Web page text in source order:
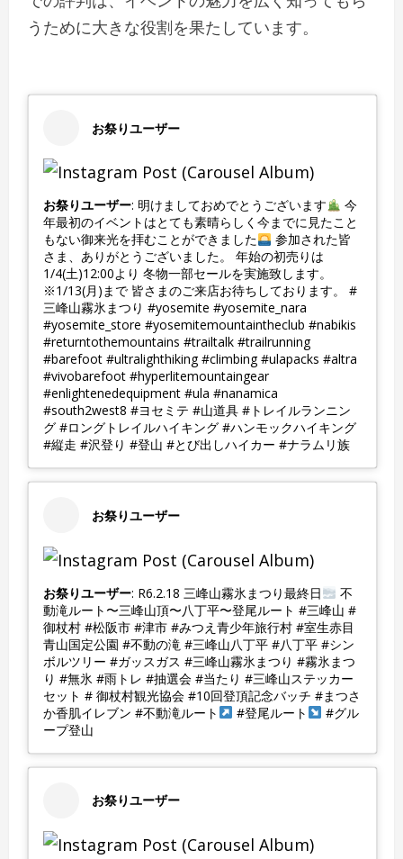
うために大きな役割を果たしています。
お祭りユーザー
お祭りユーザー: 明けましておめでとうございます
今
年最初のイベントはとても素晴らしく今までに見たこと
もない御来光を拝むことができました
参加された皆
さま、ありがとうございました。 年始の初売りは
1/4(土)12:00より 冬物一部セールを実施致します。
※1/13(月)まで 皆さまのご来店お待ちしております。 #
三峰山霧氷まつり #yosemite #yosemite_nara
#yosemite_store #yosemitemountaintheclub #nabikis
#returntothemountains #trailtalk #trailrunning
#barefoot #ultralighthiking #climbing #ulapacks #altra
#vivobarefoot #hyperlitemountaingear
#enlightenedequipment #ula #nanamica
#south2west8 #ヨセミテ #山道具 #トレイルランニン
グ #ロングトレイルハイキング #ハンモックハイキング
#縦走 #沢登り #登山 #とび出しハイカー #ナラムリ族
お祭りユーザー
お祭りユーザー: R6.2.18 三峰山霧氷まつり最終日
不
動滝ルート〜三峰山頂〜八丁平〜登尾ルート #三峰山 #
御杖村 #松阪市 #津市 #みつえ青少年旅行村 #室生赤目
青山国定公園 #不動の滝 #三峰山八丁平 #八丁平 #シン
ボルツリー #ガッスガス #三峰山霧氷まつり #霧氷まつ
り #無氷 #雨トレ #抽選会 #当たり #三峰山ステッカー
セット # 御杖村観光協会 #10回登頂記念バッチ #まつさ
か香肌イレブン #不動滝ルート
#登尾ルート
#グル
ープ登山
お祭りユーザー